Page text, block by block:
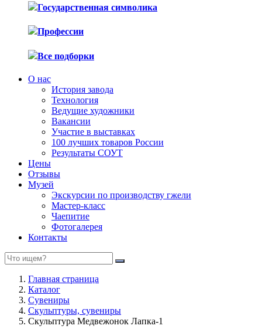
Государственная символика
Профессии
Все подборки
О нас
История завода
Технология
Ведущие художники
Вакансии
Участие в выставках
100 лучших товаров России
Результаты СОУТ
Цены
Отзывы
Музей
Экскурсии по производству гжели
Мастер-класс
Чаепитие
Фотогалерея
Контакты
Главная страница
Каталог
Сувениры
Скульптуры, сувениры
Скульптура Медвежонок Лапка-1